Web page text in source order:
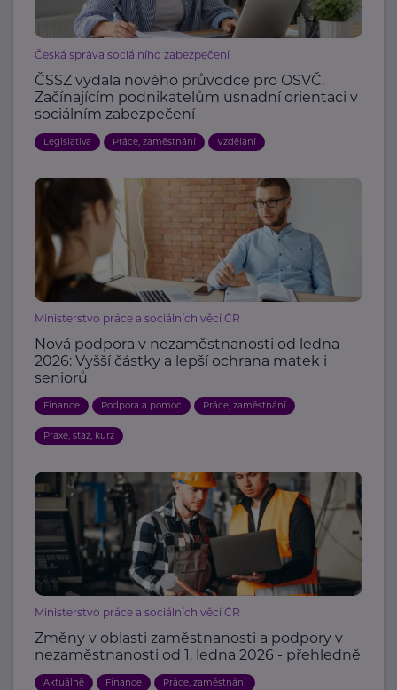
Česká správa sociálního zabezpečení
ČSSZ vydala nového průvodce pro OSVČ.
Začínajícím podnikatelům usnadní orientaci v
sociálním zabezpečení
Legislativa Práce, zaměstnání Vzdělání
Ministerstvo práce a sociálních věcí ČR
Nová podpora v nezaměstnanosti od ledna
2026: Vyšší částky a lepší ochrana matek i
seniorů
Finance Podpora a pomoc Práce, zaměstnání
Praxe, stáž, kurz
Ministerstvo práce a sociálních věcí ČR
Změny v oblasti zaměstnanosti a podpory v
nezaměstnanosti od 1. ledna 2026 - přehledně
Aktuálně Finance Práce, zaměstnání